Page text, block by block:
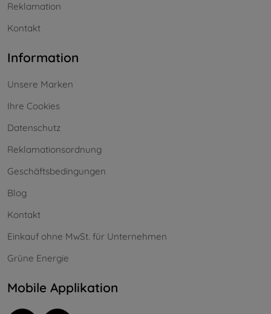
Reklamation
Kontakt
Information
Unsere Marken
Ihre Cookies
Datenschutz
Reklamationsordnung
Geschäftsbedingungen
Blog
Kontakt
Einkauf ohne MwSt. für Unternehmen
Grüne Energie
Mobile Applikation